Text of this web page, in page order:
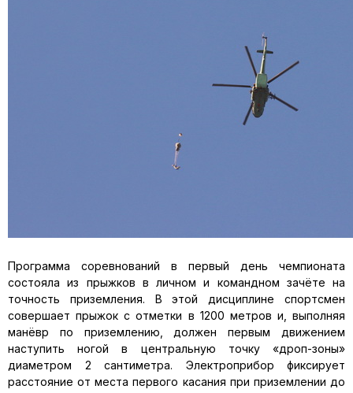
Программа соревнований в первый день чемпионата
состояла из прыжков в личном и командном зачёте на
точность приземления. В этой дисциплине спортсмен
совершает прыжок с отметки в 1200 метров и, выполняя
манёвр по приземлению, должен первым движением
наступить ногой в центральную точку «дроп-зоны»
диаметром 2 сантиметра. Электроприбор фиксирует
расстояние от места первого касания при приземлении до